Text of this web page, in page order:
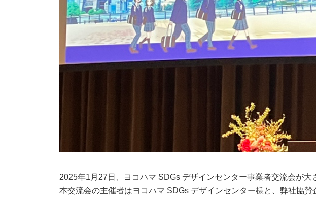
2025年1月27日、ヨコハマ SDGs デザインセンター事業者交流会が大
本交流会の主催者はヨコハマ SDGs デザインセンター様と、弊社協